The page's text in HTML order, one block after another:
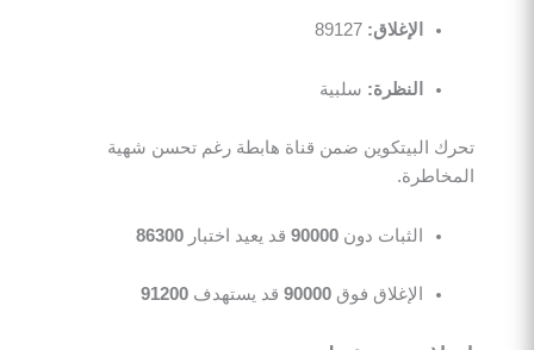
الإغلاق: 89127
النظرة: سلبية
تحرك البيتكوين ضمن قناة هابطة رغم تحسن شهية
المخاطرة.
الثبات دون90000 قد يعيد اختبار86300
الإغلاق فوق90000 قد يستهدف91200